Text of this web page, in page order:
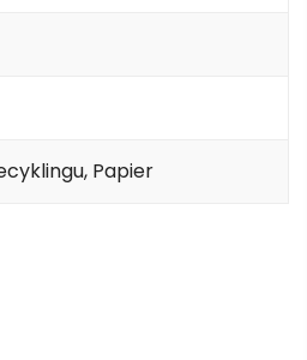
Papier